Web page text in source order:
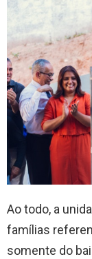
Ao todo, a
famílias
somente do